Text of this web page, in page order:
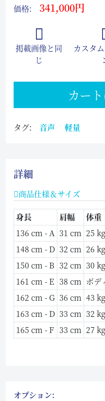
価格: 341,000円
掲載画像と同
じ
カスタ
カー
タグ: 音声 軽量
詳細
商品仕様＆サイズ
身長 肩幅 体重
136 cm - A 31 cm 25 kg
148 cm - D 32 cm 26 kg
150 cm - B 32 cm 30 kg
161 cm - E 38 cm ボデ
162 cm - G 36 cm 43 kg
163 cm - D 33 cm 32 kg
165 cm - F 33 cm 27 kg
オプション: